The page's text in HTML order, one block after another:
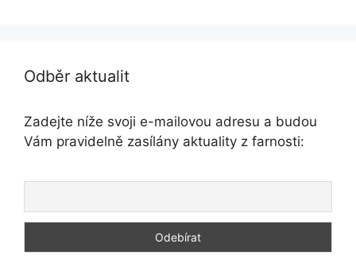
Odběr aktualit
Zadejte níže svoji e-mailovou adresu a budou
Vám pravidelně zasílány aktuality z farnosti: